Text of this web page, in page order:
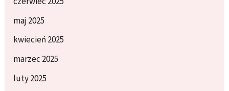
maj 2025
kwiecień 2025
marzec 2025
luty 2025